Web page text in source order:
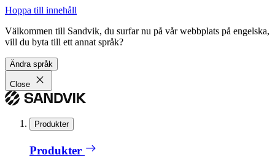
Hoppa till innehåll
Välkommen till Sandvik, du surfar nu på vår webbplats på engelska,
vill du byta till ett annat språk?
Ändra språk
Close
Produkter
Produkter